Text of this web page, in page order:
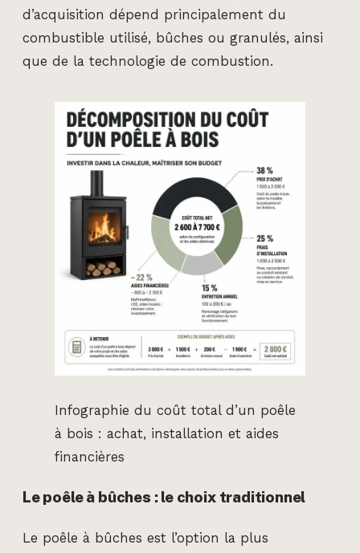
d’acquisition dépend principalement du
combustible utilisé, bûches ou granulés, ainsi
que de la technologie de combustion.
Infographie du coût total d’un poêle
à bois : achat, installation et aides
financières
Le poêle à bûches : le choix traditionnel
Le poêle à bûches est l’option la plus